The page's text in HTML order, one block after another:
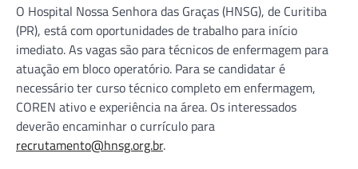
O Hospital Nossa Senhora das Graças (HNSG), de Curitiba
(PR), está com oportunidades de trabalho para início
imediato. As vagas são para técnicos de enfermagem para
atuação em bloco operatório. Para se candidatar é
necessário ter curso técnico completo em enfermagem,
COREN ativo e experiência na área. Os interessados
deverão encaminhar o currículo para
recrutamento@hnsg.org.br.